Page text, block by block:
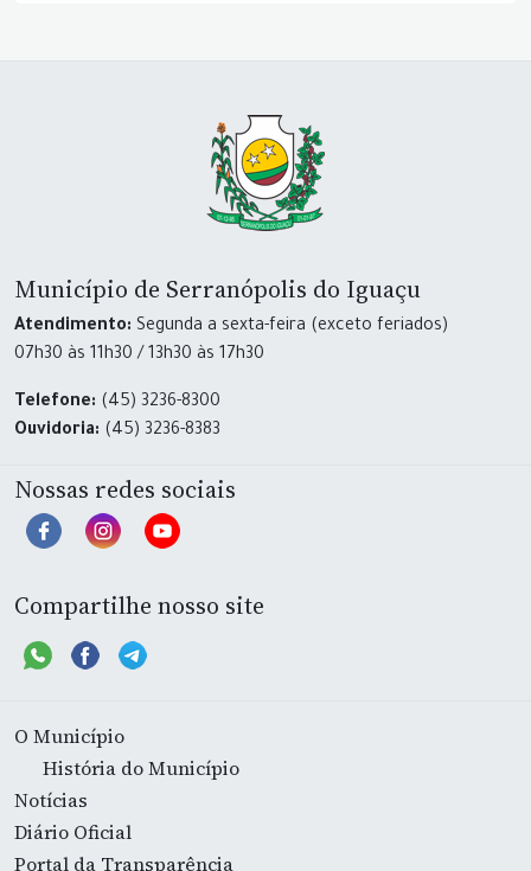
Município de Serranópolis do Iguaçu
Atendimento: Segunda a sexta-feira (exceto feriados)
07h30 às 11h30 / 13h30 às 17h30
Telefone: (45) 3236-8300
Ouvidoria: (45) 3236-8383
Nossas redes sociais
Compartilhe nosso site
O Município
História do Município
Notícias
Diário Oficial
Portal da Transparência